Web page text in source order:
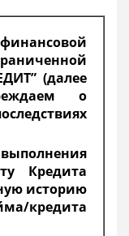
(далее
о
Кредита
историю
кредита